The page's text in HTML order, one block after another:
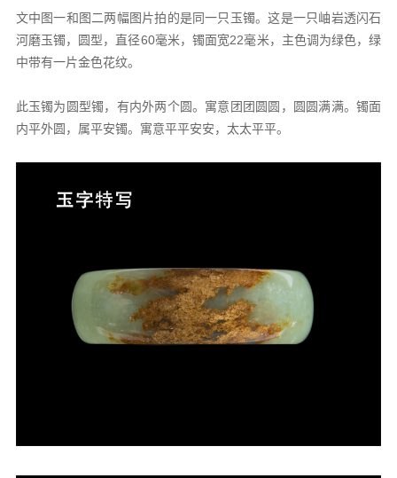
文中图一和图二两幅图片拍的是同一只玉镯。这是一只岫岩透闪石
河磨玉镯，圆型，直径60毫米，镯面宽22毫米，主色调为绿色，绿
中带有一片金色花纹。
此玉镯为圆型镯，有内外两个圆。寓意团团圆圆，圆圆满满。镯面
内平外圆，属平安镯。寓意平平安安，太太平平。